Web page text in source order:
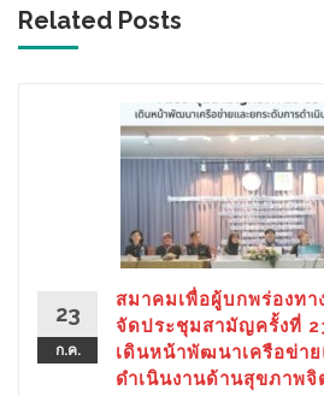
Related Posts
23
ก.ค.
สมาคมเพื่อผู้บกพร่องท
จัดประชุมสามัญครั้งที่
เดินหน้าพัฒนาเครือข่า
ดำเนินงานด้านสุขภาพจิ